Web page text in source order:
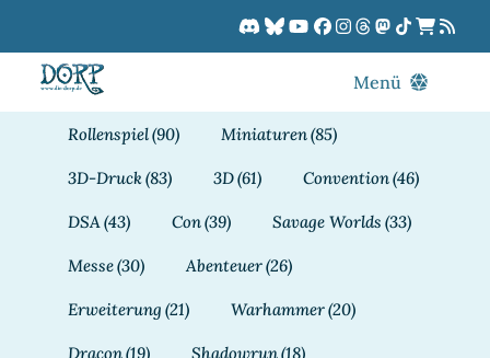
springen
Menü
Rollenspiel(90) Miniaturen(85)
3D-Druck(83) 3D(61) Convention(46)
DSA (43) Con(39) Savage Worlds (33)
Messe(30) Abenteuer(26)
Erweiterung (21) Warhammer(20)
Dracon(19) Shadowrun(18)